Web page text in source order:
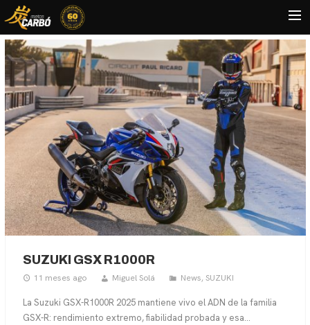
HOME
MOTOS USADAS
QUIÉNES SOMOS?
CONTACTO
Search
SUZUKI GSX R1000R
11 meses ago Miguel Solá News, SUZUKI
La Suzuki GSX-R1000R 2025 mantiene vivo el ADN de la familia
GSX-R: rendimiento extremo, fiabilidad probada y esa...